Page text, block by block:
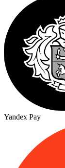
Yandex Pay